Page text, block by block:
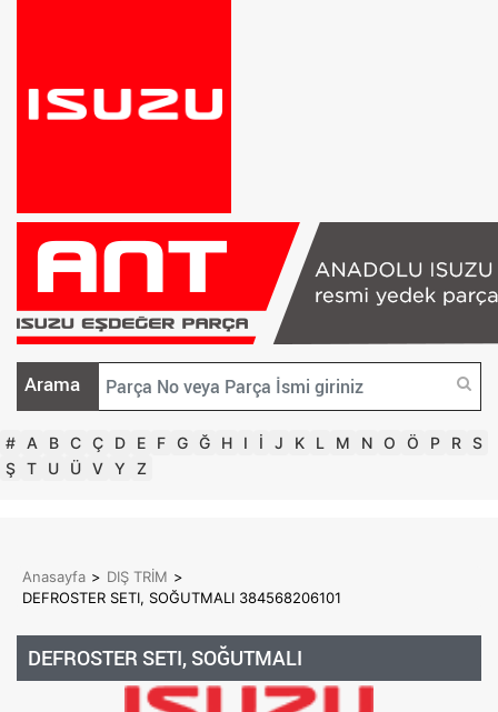
Arama
# A B C Ç D E F G Ğ H I İ J K L M N O Ö P R S
Ş T U Ü V Y Z
Anasayfa > DIŞ TRİM >
DEFROSTER SETI, SOĞUTMALI 384568206101
DEFROSTER SETI, SOĞUTMALI